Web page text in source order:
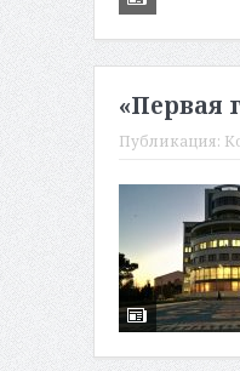
«Первая
Публикация: